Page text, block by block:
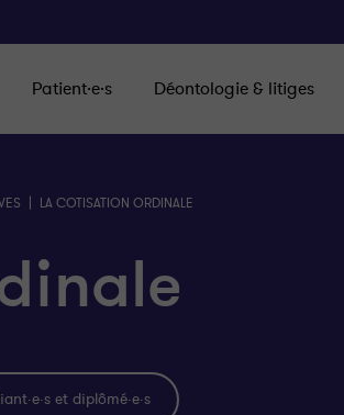
Patient·e·s Déontologie & litiges
| LA COTISATION ORDINALE
et diplômé·e·s